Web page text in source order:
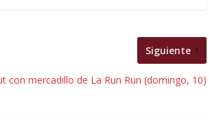
Siguiente
con mercadillo de La Run Run (domingo, 10)